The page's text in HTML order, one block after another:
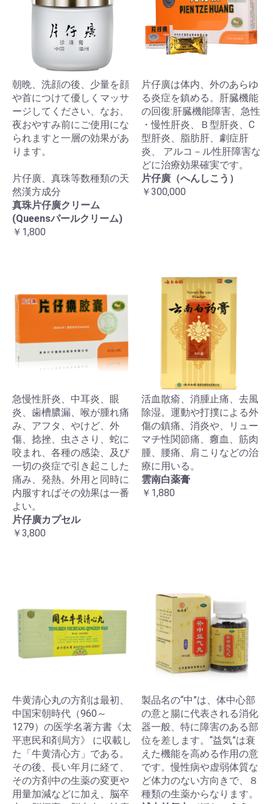
朝晩、洗顔の後、少量を顔
や首につけて優しくマッサ
ージしてください、なお、
夜おやすみ前にご使用にな
られますと一層の効果があ
ります。
片仔廣、真珠等数種類の天
然漢方成分
真珠片仔廣クリーム
(Queensパールクリーム)
￥1,800
片仔廣は体内、外のあらゆ
る炎症を鎮める。肝臓機能
の回復:肝臓機能障害、急性
・慢性肝炎、Ｂ型肝炎、C
型肝炎、脂肪肝、劇症肝
炎、 アルコ－ル性肝障害な
どに治療効果確実です。
片仔廣（へんしこう）
￥300,000
急慢性肝炎、中耳炎、眼
炎、歯槽膿漏、喉が腫れ痛
み、アフタ、やけど、外
傷、捻挫、虫ささり、蛇に
咬まれ、各種の感染、及び
一切の炎症で引き起こした
痛み、発熱。外用と同時に
内服すればその効果は一番
よい。
片仔廣カプセル
￥3,800
活血散瘉、消腫止痛、去風
除湿。運動や打撲による外
傷の鎮痛、消炎や、リュー
マチ性関節痛、癰血、筋肉
腫、腰痛、肩こりなどの治
療に用いる。
雲南白薬膏
￥1,880
牛黄清心丸の方剤は最初、
中国宋朝時代（960～
1279）の医学名著方書《太
平恵民和剤局方》 に収載し
た「牛黄清心方」である。
その後、長い年月に経て、
その方剤中の生薬の変更や
用量加減などに加え、脳卒
製品名の“中”は、体中心部
の意と腸に代表される消化
器一般、特に障害のある部
位を差します。“益気”は衰
えた機能を高める作用の意
です。慢性病や虚弱体質な
ど体力のない方向きで、８
種類の生薬からなります。